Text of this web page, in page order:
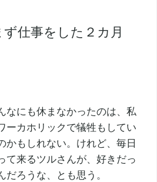
仕事をした２カ月
なにも休まなかったのは、私
ーカホリックで犠牲もしてい
かもしれない。けれど、毎日
て来るツルさんが、好きだっ
だろうな、とも思う。